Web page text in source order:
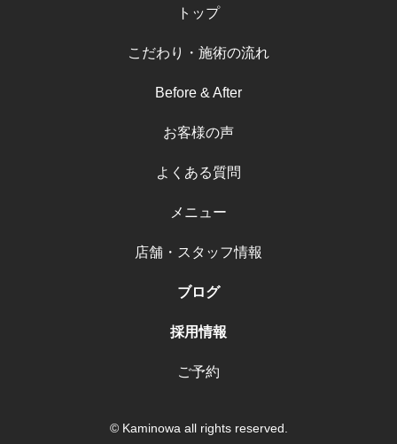
トップ
こだわり・施術の流れ
Before & After
お客様の声
よくある質問
メニュー
店舗・スタッフ情報
ブログ
採用情報
ご予約
© Kaminowa all rights reserved.